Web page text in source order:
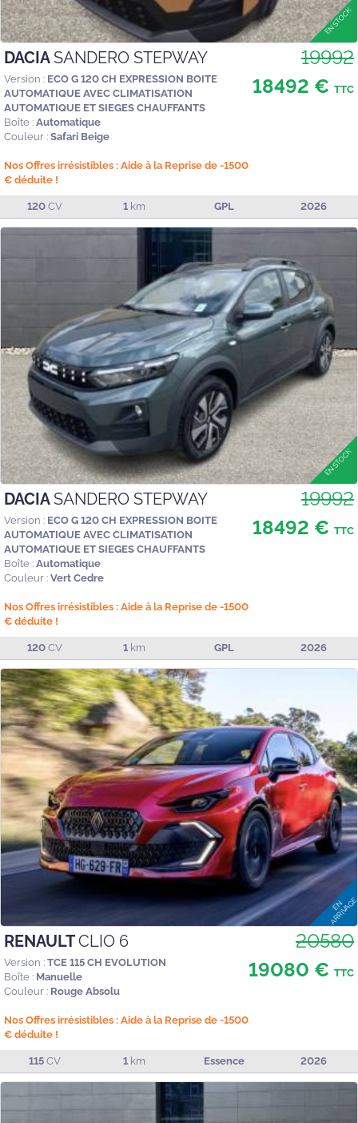
DACIASANDERO STEPWAY
Version : ECO G 120 CH EXPRESSION BOITE
AUTOMATIQUE AVEC CLIMATISATION
AUTOMATIQUE ET SIEGES CHAUFFANTS
Boîte : Automatique
Couleur : Safari Beige
Nos Offres irrésistibles : Aide à la Reprise de -1500
€ déduite !
19992
18492 € TTC
120 CV 1 km GPL 2026
DACIASANDERO STEPWAY
Version : ECO G 120 CH EXPRESSION BOITE
AUTOMATIQUE AVEC CLIMATISATION
AUTOMATIQUE ET SIEGES CHAUFFANTS
Boîte : Automatique
Couleur : Vert Cedre
Nos Offres irrésistibles : Aide à la Reprise de -1500
€ déduite !
19992
18492 € TTC
120 CV 1 km GPL 2026
RENAULTCLIO 6
Version : TCE 115 CH EVOLUTION
Boîte : Manuelle
Couleur : Rouge Absolu
Nos Offres irrésistibles : Aide à la Reprise de -1500
€ déduite !
20580
19080 € TTC
115 CV 1 km Essence 2026